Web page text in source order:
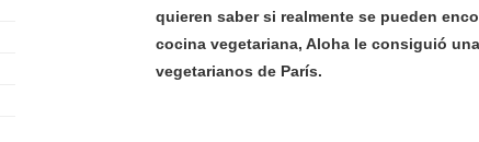
quieren saber si realmente se pueden
cocina vegetariana, Aloha le consiguió
vegetarianos de París.